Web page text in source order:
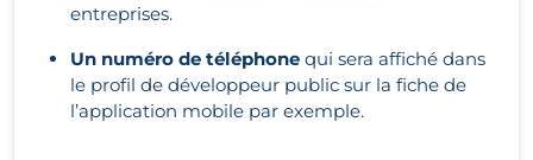
entreprises.
Un numéro de téléphone qui sera affiché dans
le profil de développeur public sur la fiche de
l’application mobile par exemple.